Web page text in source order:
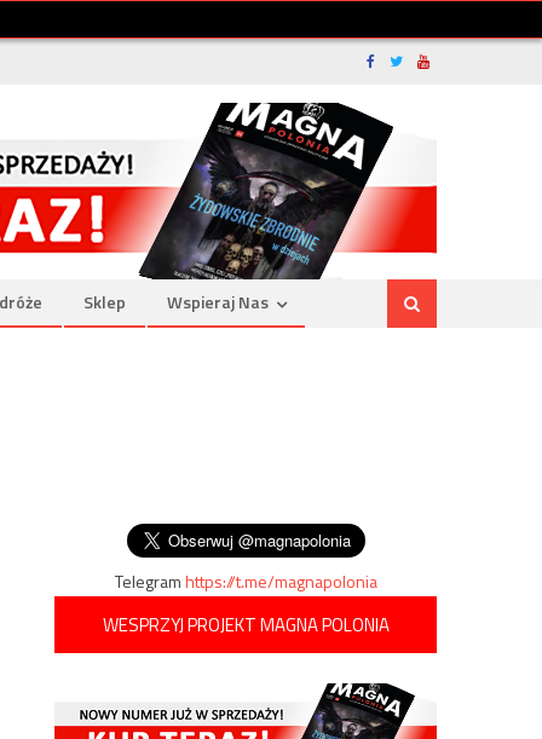
Sklep Wspieraj Nas
Telegramhttps://t.me/magnapolonia
WESPRZYJ PROJEKT MAGNA POLONIA